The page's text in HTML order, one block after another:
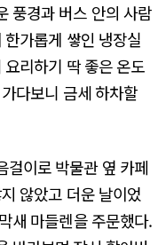
풍경과 버스 안의 사람
가롭게 쌓인 냉장실
리하기 딱 좋은 온도
다보니 금세 하차할
걸이로 박물관 옆 카페
않았고 더운 날이었
새 마들렌을 주문했다.